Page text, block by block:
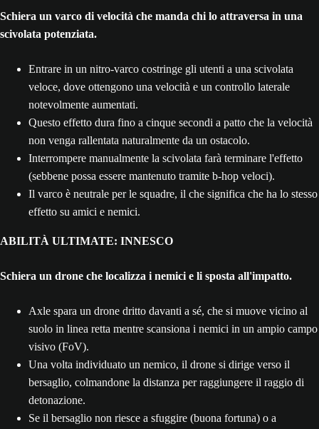
Schiera un varco di velocità che manda chi lo attraversa in una
scivolata potenziata.
Entrare in un nitro-varco costringe gli utenti a una scivolata
veloce, dove ottengono una velocità e un controllo laterale
notevolmente aumentati.
Questo effetto dura fino a cinque secondi a patto che la velocità
non venga rallentata naturalmente da un ostacolo.
Interrompere manualmente la scivolata farà terminare l'effetto
(sebbene possa essere mantenuto tramite b-hop veloci).
Il varco è neutrale per le squadre, il che significa che ha lo stesso
effetto su amici e nemici.
ABILITÀ ULTIMATE: INNESCO
Schiera un drone che localizza i nemici e li sposta all'impatto.
Axle spara un drone dritto davanti a sé, che si muove vicino al
suolo in linea retta mentre scansiona i nemici in un ampio campo
visivo (FoV).
Una volta individuato un nemico, il drone si dirige verso il
bersaglio, colmandone la distanza per raggiungere il raggio di
detonazione.
Se il bersaglio non riesce a sfuggire (buona fortuna) o a